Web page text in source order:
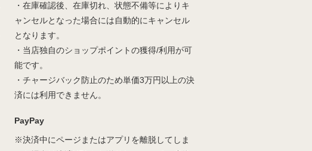
・在庫確認後、在庫切れ、状態不備等によりキ
ャンセルとなった場合には自動的にキャンセル
となります。
・当店独自のショップポイントの獲得/利用が可
能です。
・チャージバック防止のため単価3万円以上の決
済には利用できません。
PayPay
※決済中にページまたはアプリを離脱してしま